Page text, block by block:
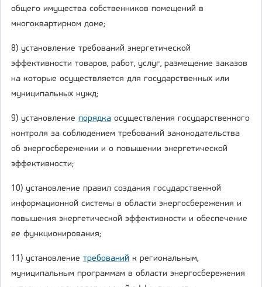
общего имущества собственников помещений в
многоквартирном доме;
8) установление требований энергетической
эффективности товаров, работ, услуг, размещение заказов
на которые осуществляется для государственных или
муниципальных нужд;
9) установление порядка осуществления государственного
контроля за соблюдением требований законодательства
об энергосбережении и о повышении энергетической
эффективности;
10) установление правил создания государственной
информационной системы в области энергосбережения и
повышения энергетической эффективности и обеспечение
ее функционирования;
11) установление требований к региональным,
муниципальным программам в области энергосбережения